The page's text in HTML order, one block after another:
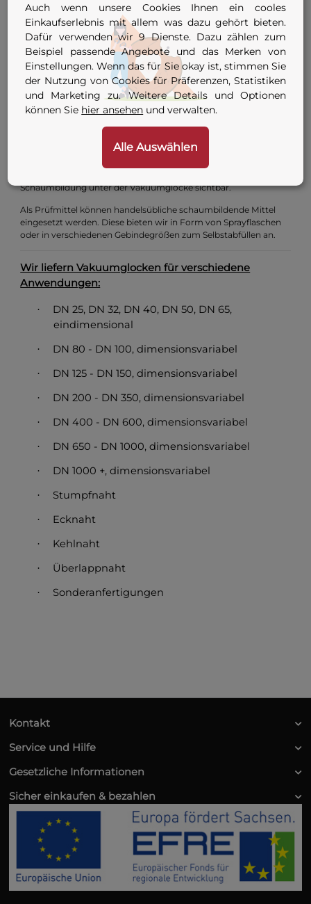
bestehend aus:
Sichtglas, flexibel, bruchstabil bei üblichem Gebrauch
eingedichtet mit einem weichen Profilgummi
Anschluß mit KupplungoderStecker NW 7.2
Anschlußschlauch 1,5 m
Optional mit Vakuummeter ausgestattet!
Beim Prüfen wird der auf Leckagen zu untersuchende Bereich
der Schweißnaht oder Oberfläche mit einem schaumbildenden
Prüfmittel benetzt. Danach wird der Prüfbereich mit unseren
Vakuumschlauch mit dem Lecksuchgerät in Verbindung. Über
das Ventil der Vakuumglocke wird die Luft evakuiert. Eventuelle
Schaumbildung unter der Vakuumglocke sichtbar.
Als Prüfmittel können handelsübliche schaumbildende Mittel
eingesetzt werden. Diese bieten wir in Form von Sprayflaschen
oder in verschiedenen Gebindegrößen zum Selbstabfüllen an.
Wir liefern Vakuumglocken für verschiedene
Anwendungen:
·
DN 25, DN 32, DN 40, DN 50, DN 65,
eindimensional
· DN 80 - DN 100, dimensionsvariabel
· DN 125 - DN 150, dimensionsvariabel
· DN 200 - DN 350, dimensionsvariabel
· DN 400 - DN 600, dimensionsvariabel
· DN 650 - DN 1000, dimensionsvariabel
· DN 1000 +, dimensionsvariabel
· Stumpfnaht
· Ecknaht
· Kehlnaht
· Überlappnaht
· Sonderanfertigungen
Kontakt
Service und Hilfe
Gesetzliche Informationen
Sicher einkaufen & bezahlen
Auch wenn unsere Cookies Ihnen ein cooles
Einkaufserlebnis mit allem was dazu gehört bieten.
Dafür verwenden wir 9 Dienste. Dazu zählen zum
Beispiel passende Angebote und das Merken von
Einstellungen. Wenn das für Sie okay ist, stimmen Sie
der Nutzung von Cookies für Präferenzen, Statistiken
und Marketing zu. Weitere Details und Optionen
können Sie hier ansehen und verwalten.
Alle Auswählen